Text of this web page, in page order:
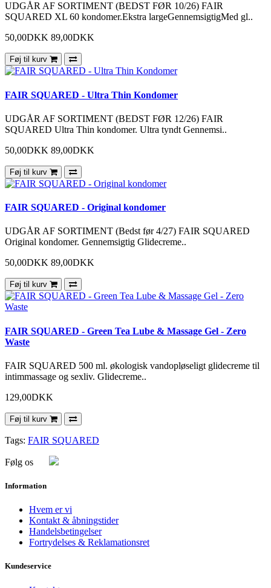
UDGÅR AF SORTIMENT (BEDST FØR 10/26) FAIR
SQUARED XL 60 kondomer.Ekstra largeGennemsigtigMed gl..
50,00DKK 89,00DKK
Føj til kurv
FAIR SQUARED - Ultra Thin Kondomer
UDGÅR AF SORTIMENT (BEDST FØR 12/26) FAIR
SQUARED Ultra Thin kondomer. Ultra tyndt Gennemsi..
50,00DKK 89,00DKK
Føj til kurv
FAIR SQUARED - Original kondomer
UDGÅR AF SORTIMENT (Bedst før 4/27) FAIR SQUARED
Original kondomer. Gennemsigtig Glidecreme..
50,00DKK 89,00DKK
Føj til kurv
FAIR SQUARED - Green Tea Lube & Massage Gel - Zero
Waste
FAIR SQUARED 500 ml. økologisk vandopløseligt glidecreme til
intimmassage og sexliv. Glidecreme..
129,00DKK
Føj til kurv
Tags: FAIR SQUARED
Følg os
Information
Hvem er vi
Kontakt & åbningstider
Handelsbetingelser
Fortrydelses & Reklamationsret
Kundeservice